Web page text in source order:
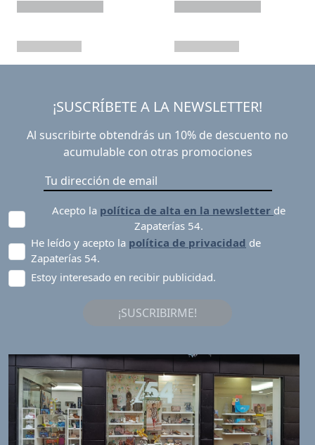
¡SUSCRÍBETE A LA NEWSLETTER!
Al suscribirte obtendrás un 10% de descuento no
acumulable con otras promociones
Acepto la política de alta en la newsletter de
Zapaterías 54.
He leído y acepto la política de privacidad de
Zapaterías 54.
Estoy interesado en recibir publicidad.
¡SUSCRIBIRME!